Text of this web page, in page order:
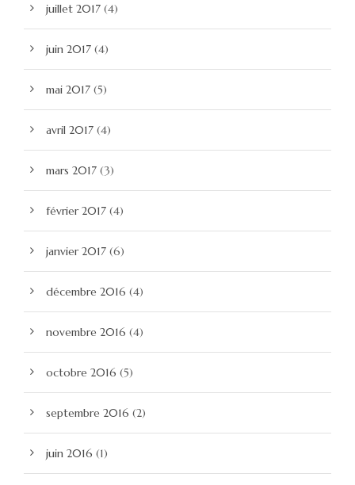
juillet 2017 (4)
juin 2017 (4)
mai 2017 (5)
avril 2017 (4)
mars 2017 (3)
février 2017 (4)
janvier 2017 (6)
décembre 2016 (4)
novembre 2016 (4)
octobre 2016 (5)
septembre 2016 (2)
juin 2016 (1)